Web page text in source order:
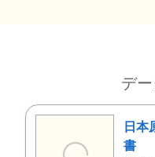
デ
日本
書